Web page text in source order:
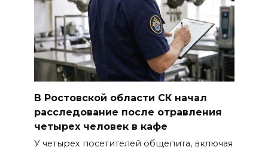
В Ростовской области СК начал
расследование после отравления
четырех человек в кафе
У четырех посетителей общепита, включая